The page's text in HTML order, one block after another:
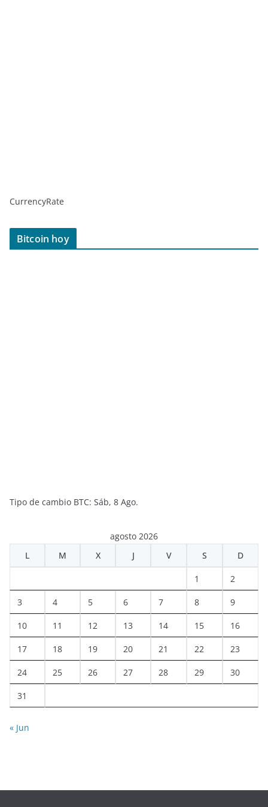
CurrencyRate
Bitcoin hoy
Tipo de cambio BTC: Sáb, 8 Ago.
agosto 2026
L
M X J V S D
1 2
3 4 5 6 7 8 9
10 11 12 13 14 15 16
17 18 19 20 21 22 23
24 25 26 27 28 29 30
31
« Jun